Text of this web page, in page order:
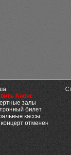
Анонс
залы
билет
кассы
концерт отменен